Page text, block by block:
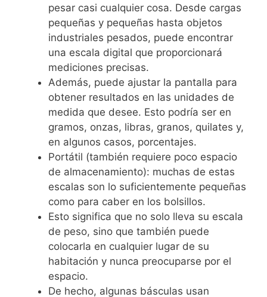
pesar casi cualquier cosa. Desde cargas
pequeñas y pequeñas hasta objetos
industriales pesados, puede encontrar
una escala digital que proporcionará
mediciones precisas.
Además, puede ajustar la pantalla para
obtener resultados en las unidades de
medida que desee. Esto podría ser en
gramos, onzas, libras, granos, quilates y,
en algunos casos, porcentajes.
Portátil (también requiere poco espacio
de almacenamiento): muchas de estas
escalas son lo suficientemente pequeñas
como para caber en los bolsillos.
Esto significa que no solo lleva su escala
de peso, sino que también puede
colocarla en cualquier lugar de su
habitación y nunca preocuparse por el
espacio.
De hecho, algunas básculas usan